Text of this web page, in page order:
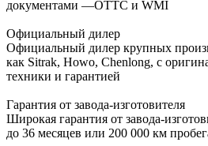
документами —ОТТС и WMI
Официальный дилер
Официальный дилер крупных
как Sitrak, Howo, Chenlong, с
техники и гарантией
Гарантия от завода-изготовителя
Широкая гарантия от завода-
до 36 месяцев или 200 000 км